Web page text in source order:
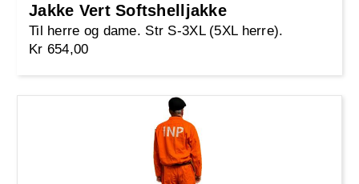
Jakke Vert Softshelljakke
Til herre og dame. Str S-3XL (5XL herre).
Kr 654,00